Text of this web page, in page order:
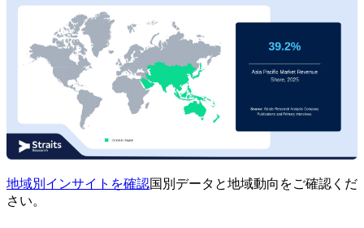
地域別インサイトを確認国別データと地域動向をご確認くだ
さい。